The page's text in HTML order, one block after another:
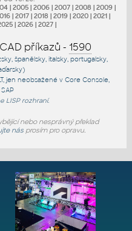
| 2005 | 2006 | 2007 | 2008 | 2009 |
| 2017 | 2018 | 2019 | 2020 | 2021 |
| 2026 | 2027 |
příkazů - 1590
španělsky, italsky, portugalsky,
, jen neobsažené v Core Console
LISP rozhraní.
nebo nesprávný překlad
násprosím pro opravu.